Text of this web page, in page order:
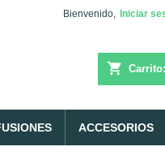
Bienvenido, Iniciar
shopping_cart Carrito:
ACCESORIOS